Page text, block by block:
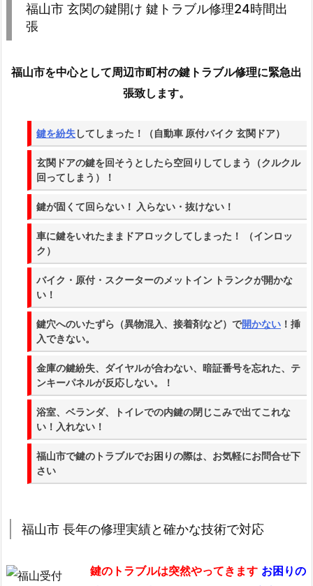
市
玄
の
鍵
ブ
ル
2
時
1.
1.
福
市
長
修
績
福山市 玄関の鍵開け 鍵トラブル修理24時間出
張
福山市を中心として周辺市町村の鍵トラブル修理に緊急出
張致します。
鍵を紛失してしまった！（自動車 原付バイク 玄関ドア）
玄関ドアの鍵を回そうとしたら空回りしてしまう（クルクル
回ってしまう）！
鍵が固くて回らない！ 入らない・抜けない！
車に鍵をいれたままドアロックしてしまった！ （インロッ
ク）
バイク・原付・スクーターのメットイン トランクが開かな
い！
鍵穴へのいたずら（異物混入、接着剤など）で開かない ！挿
入できない。
金庫の鍵紛失、ダイヤルが合わない、暗証番号を忘れた、テ
ンキーパネルが反応しない。！
浴室、ベランダ、トイレでの内鍵の閉じこみで出てこれな
い！入れない！
福山市で鍵のトラブルでお困りの際は、お気軽にお問合せ下
さい
福山市 長年の修理実績と確かな技術で対応
鍵のトラブルは突然やってきます お困りの